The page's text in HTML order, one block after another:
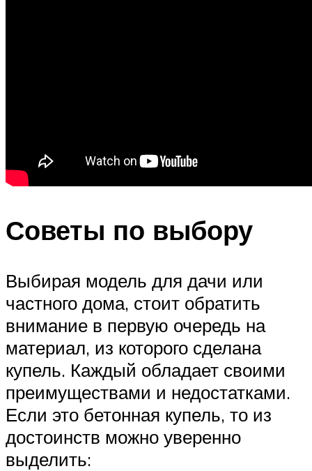
Советы по выбору
Выбирая модель для дачи или
частного дома, стоит обратить
внимание в первую очередь на
материал, из которого сделана
купель. Каждый обладает своими
преимуществами и недостатками.
Если это бетонная купель, то из
достоинств можно уверенно
выделить: